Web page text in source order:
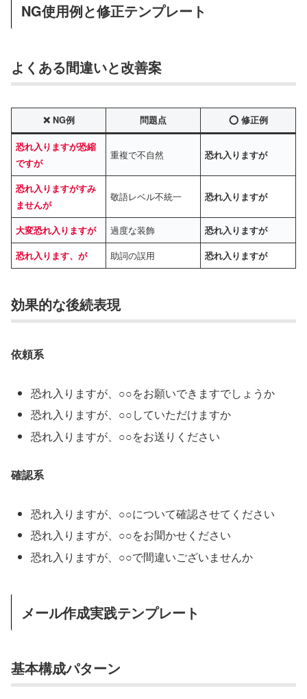
NG使用例と修正テンプレート
よくある間違いと改善案
❌ NG例 問題点 ⭕ 修正例
恐れ入りますが恐縮
ですが
重複で不自然 恐れ入りますが
恐れ入りますがすみ
ませんが
敬語レベル不統一 恐れ入りますが
大変恐れ入りますが 過度な装飾 恐れ入りますが
恐れ入ります、が 助詞の誤用 恐れ入りますが
効果的な後続表現
依頼系
恐れ入りますが、○○をお願いできますでしょうか
恐れ入りますが、○○していただけますか
恐れ入りますが、○○をお送りください
確認系
恐れ入りますが、○○について確認させてください
恐れ入りますが、○○をお聞かせください
恐れ入りますが、○○で間違いございませんか
メール作成実践テンプレート
基本構成パターン